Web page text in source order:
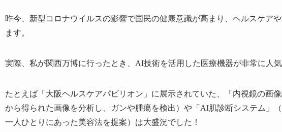
昨今、新型コロナウイルスの影響で国民の健康意識が高まり、ヘルスケア
ます。
実際、私が関西万博に行ったとき、AI技術を活用した医療機器が非常に人気
たとえば「大阪ヘルスケアパビリオン」に展示されていた、「内視鏡の画
から得られた画像を分析し、ガンや腫瘍を検出）や「AI肌診断システム」
一人ひとりにあった美容法を提案）は大盛況でした！